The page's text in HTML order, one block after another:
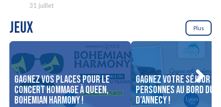
31 juillet
JEUX Plus
Gagnez vos places pour le
concert Hommage à Queen,
Bohemian Harmony !
Gagnez votre séjour
personnes au bord du
d’Annecy !